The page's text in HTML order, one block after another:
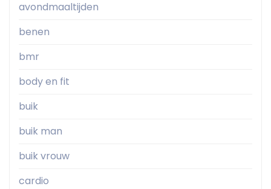
avondmaaltijden
benen
bmr
body en fit
buik
buik man
buik vrouw
cardio